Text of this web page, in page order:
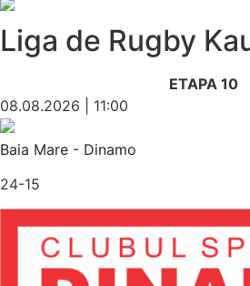
Liga de Rugby
ETAPA 10
08.08.2026 | 11:00
Baia Mare - Dinamo
24-15